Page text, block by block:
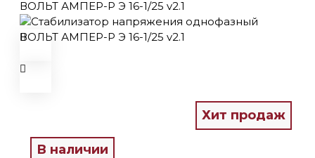
Хит продаж
В наличии